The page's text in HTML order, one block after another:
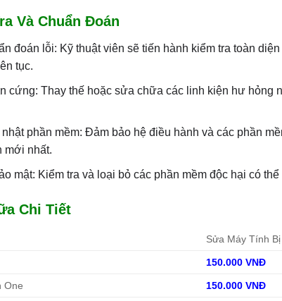
Và Chuẩn Đoán
đoán lỗi: Kỹ thuật viên sẽ tiến hành kiểm tra toàn
tục.
cứng: Thay thế hoặc sửa chữa các linh kiện hư hỏng
phần mềm: Đảm bảo hệ điều hành và các phần
mới nhất.
mật: Kiểm tra và loại bỏ các phần mềm độc hại có
Chi Tiết
Sửa Máy Tính
150.000 VNĐ
One 150.000 VNĐ